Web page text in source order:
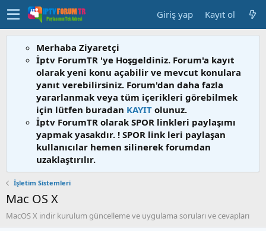
Giriş yap Kayıt ol
Merhaba Ziyaretçi
İptv ForumTR 'ye Hoşgeldiniz. Forum'a kayıt
olarak yeni konu açabilir ve mevcut konulara
yanıt verebilirsiniz. Forum'dan daha fazla
yararlanmak veya tüm içerikleri görebilmek
için lütfen buradan KAYIT olunuz.
İptv ForumTR olarak SPOR linkleri paylaşımı
yapmak yasakdır. ! SPOR link leri paylaşan
kullanıcılar hemen silinerek forumdan
uzaklaştırılır.
İşletim Sistemleri
Mac OS X
MacOS X indir kurulum güncelleme ve uygulama soruları ve cevapları